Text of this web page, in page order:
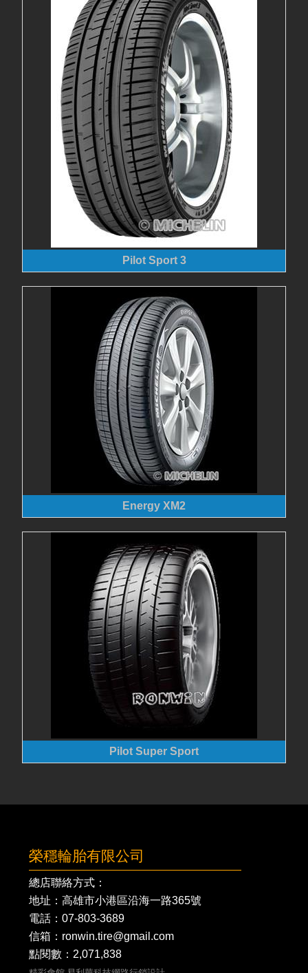
Pilot Sport 3
Energy XM2
Pilot Super Sport
榮穩輪胎有限公司
總店聯絡方式：
地址：高雄市小港區沿海一路365號
電話：07-803-3689
信箱：ronwin.tire@gmail.com
點閱數：2,071,838